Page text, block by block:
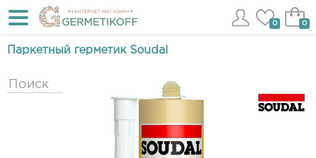
0 0
Паркетный герметик Soudal